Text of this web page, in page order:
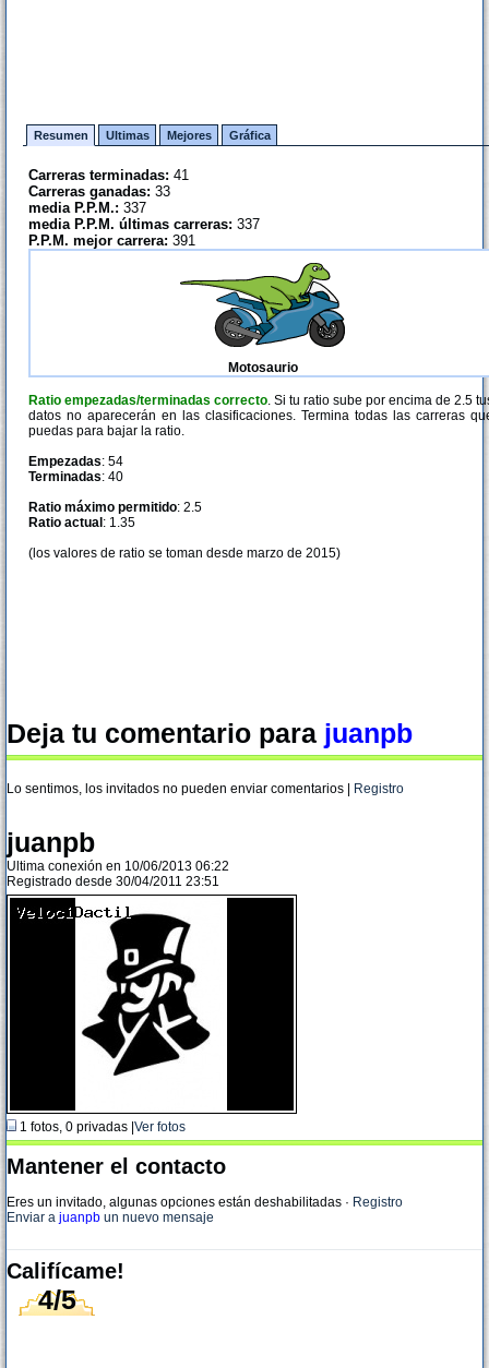
Resumen Ultimas Mejores Gráfica
Carreras terminadas: 41
Carreras ganadas: 33
media P.P.M.: 337
media P.P.M. últimas carreras: 337
P.P.M. mejor carrera: 391
Motosaurio
Ratio empezadas/terminadas correcto. Si tu ratio sube por encima de 2.5
datos no aparecerán en las clasificaciones. Termina todas las carreras
puedas para bajar la ratio.
Empezadas: 54
Terminadas: 40
Ratio máximo permitido: 2.5
Ratio actual : 1.35
(los valores de ratio se toman desde marzo de 2015)
Deja tu comentario para juanpb
Lo sentimos, los invitados no pueden enviar comentarios | Registro
juanpb
Ultima conexión en 10/06/2013 06:22
Registrado desde 30/04/2011 23:51
1 fotos, 0 privadas | Ver fotos
Mantener el contacto
Eres un invitado, algunas opciones están deshabilitadas · Registro
Enviar a juanpb un nuevo mensaje
Califícame!
4/5